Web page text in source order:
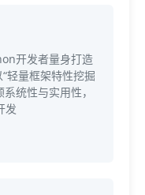
开发者量身打造
轻量框架特性挖掘
统性与实用性，
发